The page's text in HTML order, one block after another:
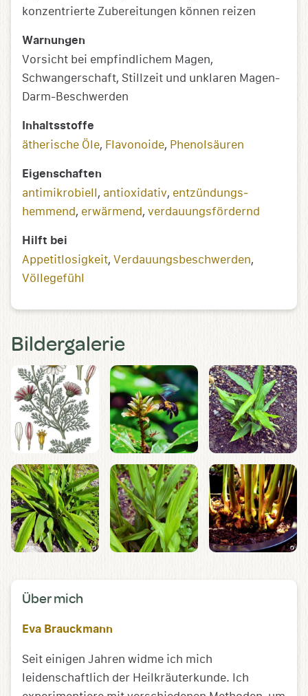
konzentrierte Zubereitungen können reizen
Warnungen
Vorsicht bei empfindlichem Magen,
Schwangerschaft, Stillzeit und unklaren Magen-
Darm-Beschwerden
Inhaltsstoffe
ätherische Öle, Flavonoide, Phenolsäuren
Eigenschaften
antimikrobiell, antioxidativ, entzündungs­­
hemmend, erwärmend, verdauungsfördernd
Hilft bei
Appetitlosigkeit, Verdauungsbeschwerden,
Völlegefühl
Bildergalerie
Über mich
Eva Brauckmann
Seit einigen Jahren widme ich mich
leidenschaftlich der Heilkräuterkunde. Ich